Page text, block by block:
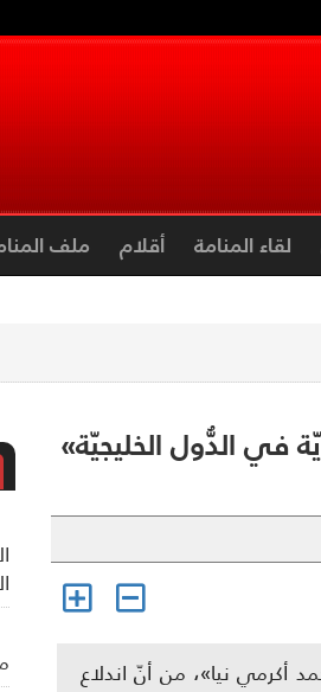
لقاء المنامة أقلام ملف
في الدُّول الخليجيّة»
أكرمي نيا»، من أنّ اندلاع